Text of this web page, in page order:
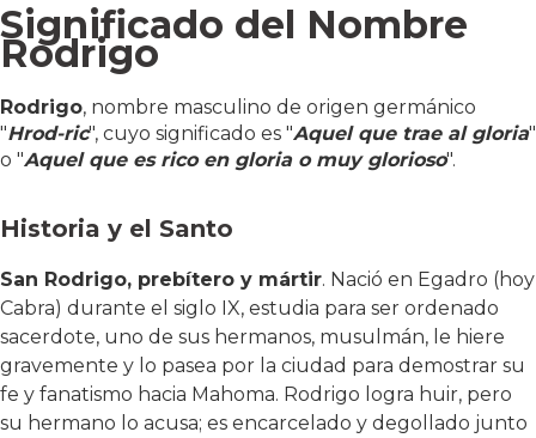
Significado del Nombre
Rodrigo
Rodrigo, nombre masculino de origen germánico
"Hrod-ric", cuyo significado es "Aquel que trae al gloria"
o "Aquel que es rico en gloria o muy glorioso".
Historia y el Santo
San Rodrigo, prebítero y mártir. Nació en Egadro (hoy
Cabra) durante el siglo IX, estudia para ser ordenado
sacerdote, uno de sus hermanos, musulmán, le hiere
gravemente y lo pasea por la ciudad para demostrar su
fe y fanatismo hacia Mahoma. Rodrigo logra huir, pero
su hermano lo acusa; es encarcelado y degollado junto